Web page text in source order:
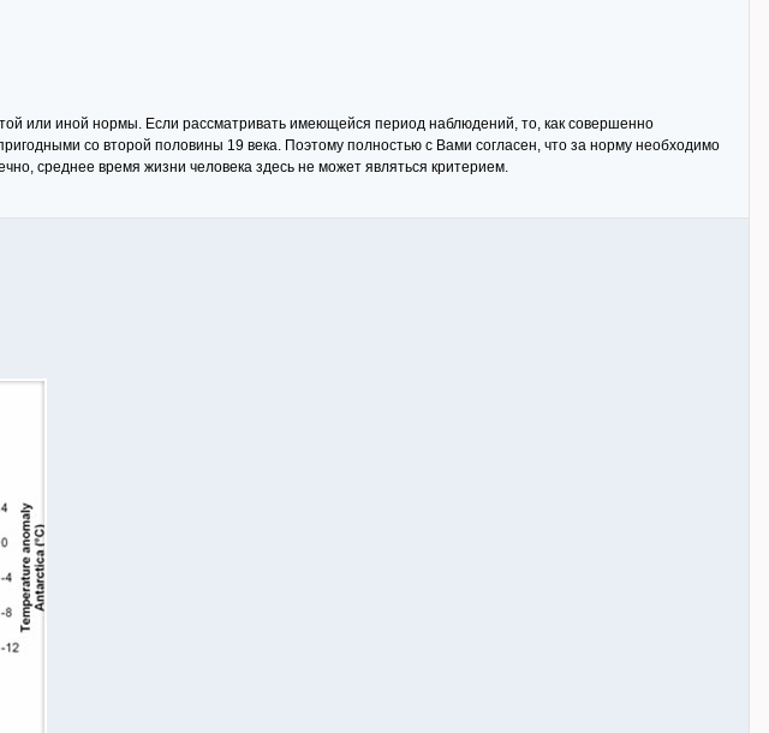
или иной нормы. Если рассматривать имеющейся период наблюдений, то, как совершенно
со второй половины 19 века. Поэтому полностью с Вами согласен, что за норму необходимо
среднее время жизни человека здесь не может являться критерием.